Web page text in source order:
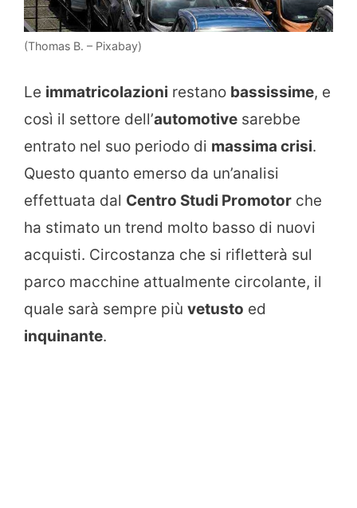
(Thomas B. – Pixabay)
Le immatricolazioni restano bassissime, e
così il settore dell’automotive sarebbe
entrato nel suo periodo di massima crisi.
Questo quanto emerso da un’analisi
effettuata dal Centro Studi Promotor che
ha stimato un trend molto basso di nuovi
acquisti. Circostanza che si rifletterà sul
parco macchine attualmente circolante, il
quale sarà sempre più vetusto ed
inquinante.